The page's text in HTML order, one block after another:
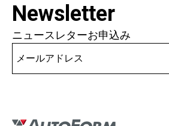
Newsletter
ニュースレターお申込み